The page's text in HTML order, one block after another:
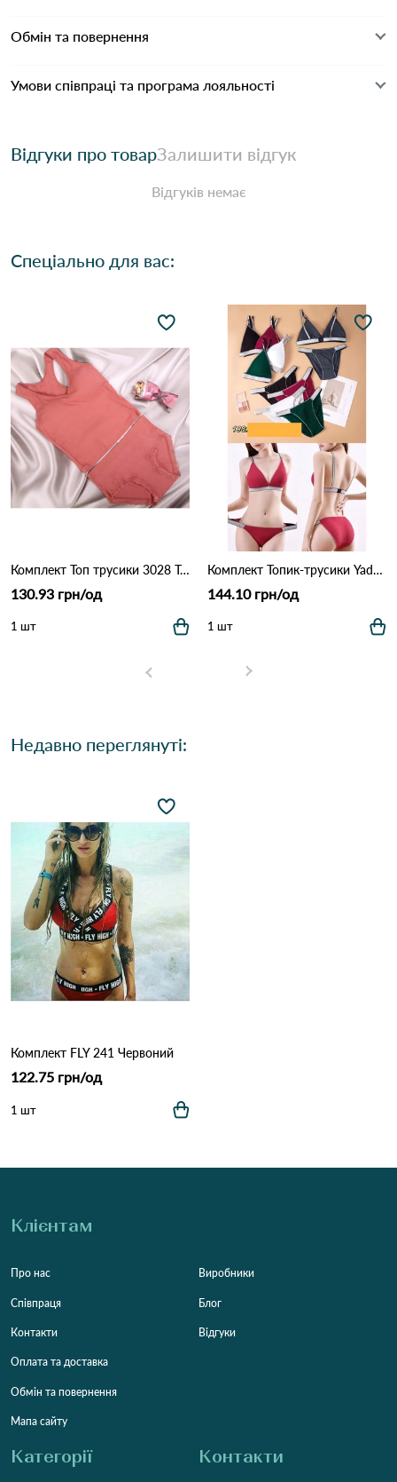
Обмін та повернення
Умови співпраці та програма лояльності
Відгуки про товарЗалишити відгук
Відгуків немає
Спеціально для вас:
Комплект Топ трусики 3028 Терракота
130.93 грн/од
1 шт
Комплект Топик-трусики Yadali 198 Різні кольори
144.10 грн/од
1 шт
Недавно переглянуті:
Комплект FLY 241 Червоний
122.75 грн/од
1 шт
Клієнтам
Про нас
Співпраця
Контакти
Оплата та доставка
Обмін та повернення
Мапа сайту
Виробники
Блог
Відгуки
Категорії Контакти